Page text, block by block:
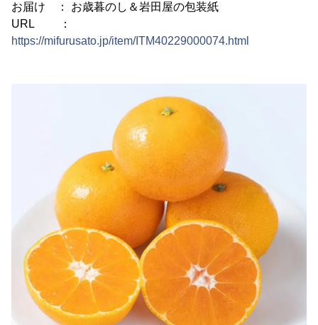
お届け ： お歳暮のし＆岩田屋の包装紙
URL ：
https://mifurusato.jp/item/ITM40229000074.html